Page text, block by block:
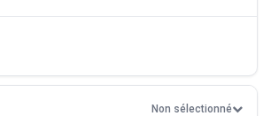
Non sélectionné